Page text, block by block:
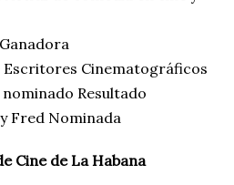
Escritores Cinematográficos
Resultado
Fred Nominada
Cine de La Habana